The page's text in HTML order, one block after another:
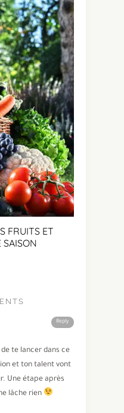
FRUITS ET
SAISON
Reply
te lancer dans ce
et ton talent vont
Une étape après
lâche rien